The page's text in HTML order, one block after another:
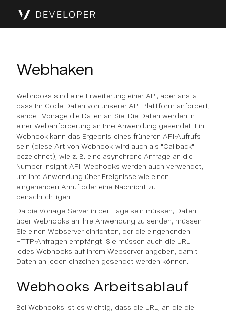
Webhaken
Webhooks sind eine Erweiterung einer API, aber anstatt
dass Ihr Code Daten von unserer API-Plattform anfordert,
sendet Vonage die Daten an Sie. Die Daten werden in
einer Webanforderung an Ihre Anwendung gesendet. Ein
Webhook kann das Ergebnis eines früheren API-Aufrufs
sein (diese Art von Webhook wird auch als "Callback"
bezeichnet), wie z. B. eine asynchrone Anfrage an die
Number Insight API. Webhooks werden auch verwendet,
um Ihre Anwendung über Ereignisse wie einen
eingehenden Anruf oder eine Nachricht zu
benachrichtigen.
Da die Vonage-Server in der Lage sein müssen, Daten
über Webhooks an Ihre Anwendung zu senden, müssen
Sie einen Webserver einrichten, der die eingehenden
HTTP-Anfragen empfängt. Sie müssen auch die URL
jedes Webhooks auf Ihrem Webserver angeben, damit
Daten an jeden einzelnen gesendet werden können.
Webhooks Arbeitsablauf
Bei Webhooks ist es wichtig, dass die URL, an die die